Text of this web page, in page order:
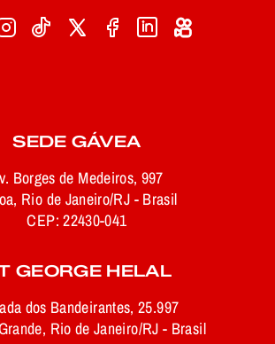
SEDE GÁVEA
Borges de Medeiros, 997
Rio de Janeiro/RJ - Brasil
CEP: 22430-041
GEORGE HELAL
dos Bandeirantes, 25.997
Rio de Janeiro/RJ - Brasil